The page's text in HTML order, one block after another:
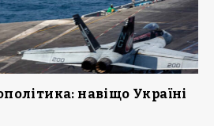
навіщо Україні